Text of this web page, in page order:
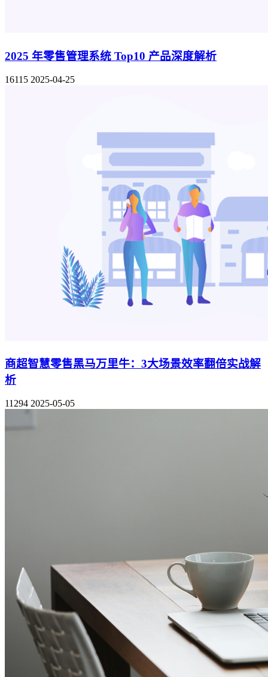
2025 年零售管理系统 Top10 产品深度解析
16115 2025-04-25
商超智慧零售黑马万里牛：3大场景效率翻倍实战解
析
11294 2025-05-05